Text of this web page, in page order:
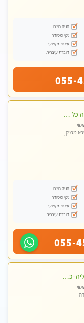
חניה חינם
נקי ומסודר
עיסוי מקצועי
דוברת עיברית
055-
מעסה חדשה ברעננה כל סוגי העיסויים מעסה מקצועית ואיכותית פרטי!!!מומלץ לחלוטין!!
מפנק,
חניה חינם
נקי ומסודר
עיסוי מקצועי
דוברת עיברית
055-
מעסה חדשה בהרצליה -כל סוגי העיסויים מעסה מקצועית ואיכותית פרטי!!!מומלץ לחלוטין!! אירוח ברמה אחרת ...כולל שתיה חמה/קרה + בקבוק מים